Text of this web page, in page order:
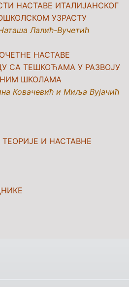
НАСТАВЕ ИТАЛИЈАНСКОГ
УЗРАСТУ
Лалић-Вучетић
НАСТАВЕ
СА ТЕШКОЋАМА У РАЗВОЈУ
ШКОЛАМА
Ковачевић и Миља Вујачић
И НАСТАВНЕ